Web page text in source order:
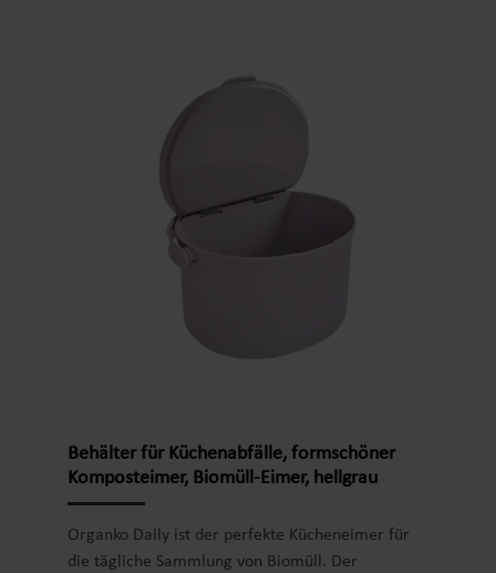
Schimmelbildung, sondern sind auch vielseitig
einsetzbar. Der Bokashi Kompost kann zur
Kompostierung von Küchenabfällen wie Obst- und
Teeblättern und Brotkrumen verwendet werden.
Auch Laub, Grasschnitt und andere Gartenabfälle
können damit verarbeitet werden.Die
benötigt als herkömmliche
Kompostierungsmethoden. Dadurch eignet sich
Anwendungsmöglichkeiten sind Bokashi Kleie eine
natürliche und biologisch abbaubare Alternative.
Nährstoffe zurück in den Boden gelangen.
Behälter für Küchenabfälle, formschöner
Komposteimer, Biomüll-Eimer, hellgrau
Organko Daily ist der perfekte Kücheneimer für
die tägliche Sammlung von Biomüll. Der